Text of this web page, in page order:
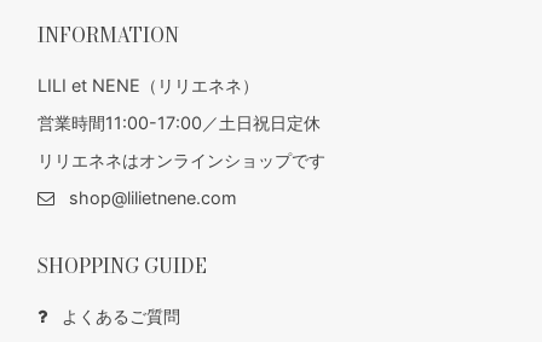
INFORMATION
LILI et NENE（リリエネネ）
営業時間11:00-17:00／土日祝日定休
リリエネネはオンラインショップです
shop@lilietnene.com
SHOPPING GUIDE
よくあるご質問